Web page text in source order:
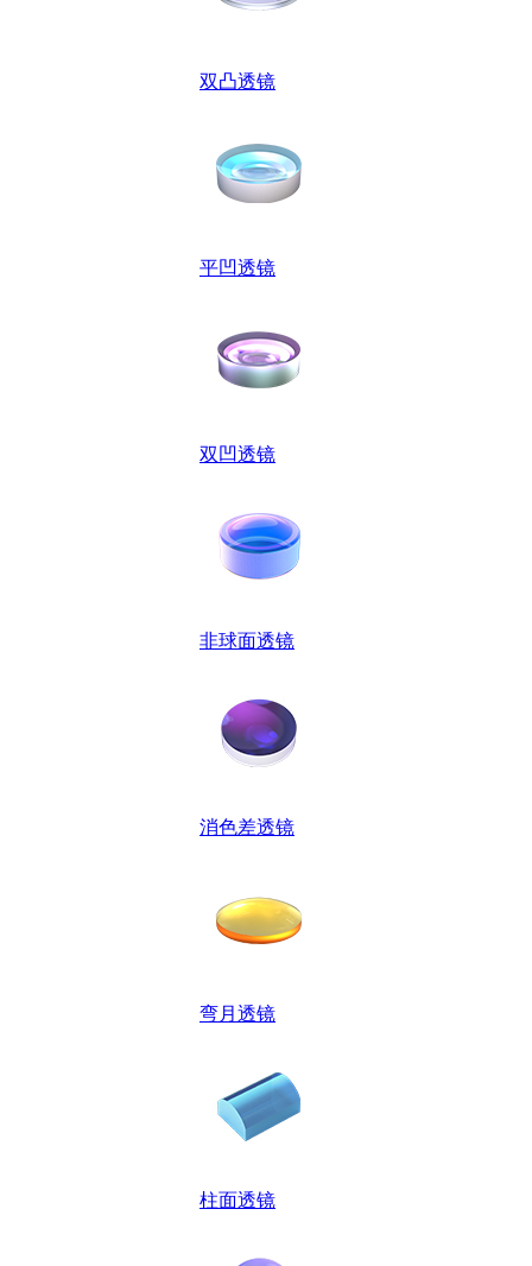
双凸透镜
平凹透镜
双凹透镜
非球面透镜
消色差透镜
弯月透镜
柱面透镜